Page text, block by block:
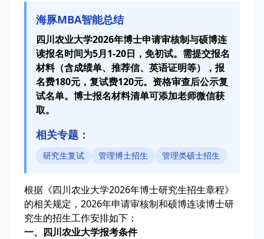
海豚MBA智能总结
四川农业大学2026年博士申请审核制与硕博连
读报名时间为5月1-20日，免初试。需提交报名
材料（含成绩单、推荐信、英语证明等），报
名费180元，复试费120元。资格审查后公示复
试名单。博士报名材料清单可添加老师微信获
取。
相关专题：
研究生复试 管理博士招生 管理类硕士招生
根据《四川农业大学2026年博士研究生招生章程》
的相关规定，2026年申请审核制和硕博连读博士研
究生的招生工作安排如下：
一、四川农业大学报考条件